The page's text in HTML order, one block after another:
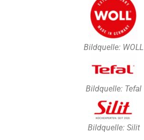
Bildquelle: WOLL
Bildquelle: Tefal
Bildquelle: Silit